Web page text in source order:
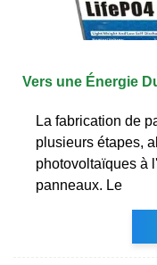
Vers une Énergie
La fabrication de
plusieurs étapes,
photovoltaïques à
panneaux. Le